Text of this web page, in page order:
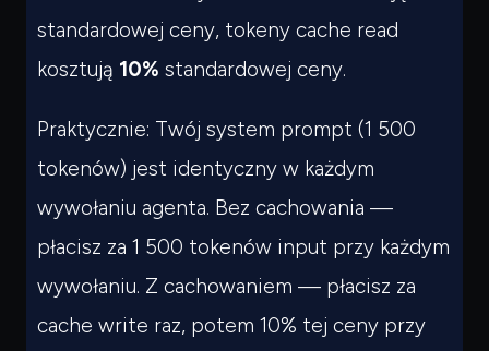
standardowej ceny, tokeny cache read
kosztują 10% standardowej ceny.
Praktycznie: Twój system prompt (1 500
tokenów) jest identyczny w każdym
wywołaniu agenta. Bez cachowania —
płacisz za 1 500 tokenów input przy każdym
wywołaniu. Z cachowaniem — płacisz za
cache write raz, potem 10% tej ceny przy